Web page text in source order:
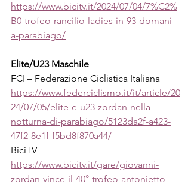
https://www.bicitv.it/2024/07/04/7%C2%
B0-trofeo-rancilio-ladies-in-93-domani-
a-parabiago/
Elite/U23 Maschile
FCI – Federazione Ciclistica Italiana
https://www.federciclismo.it/it/article/20
24/07/05/elite-e-u23-zordan-nella-
notturna-di-parabiago/5123da2f-a423-
47f2-8e1f-f5bd8f870a44/
BiciTV
https://www.bicitv.it/gare/giovanni-
zordan-vince-il-40°-trofeo-antonietto-